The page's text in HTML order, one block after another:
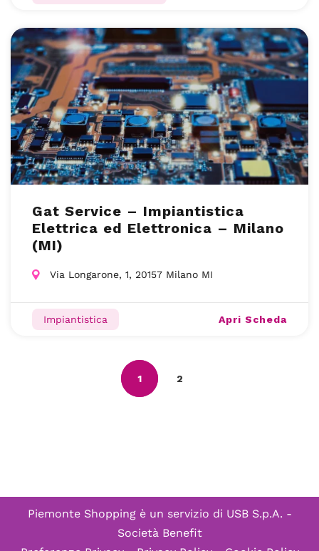
Gat Service – Impiantistica
Elettrica ed Elettronica – Milano
(MI)
Via Longarone, 1, 20157 Milano MI
Impiantistica Apri Scheda
1 2
Piemonte Shopping è un servizio di USB S.p.A. -
Società Benefit